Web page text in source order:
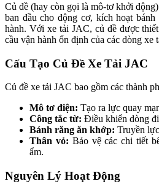
Củ đề (hay còn gọi là mô-tơ khởi
ban đầu cho động cơ, kích hoạt
hành. Với xe tải JAC, củ đề được
cầu vận hành ổn định của các dòng xe
Cấu Tạo Củ Đề Xe Tải JAC
Củ đề xe tải JAC bao gồm các thành
Mô tơ điện: Tạo ra lực quay
Công tắc từ: Điều khiển dòng
Bánh răng ăn khớp: Truyền
Thân vỏ: Bảo vệ các chi tiết
ẩm.
Nguyên Lý Hoạt Động